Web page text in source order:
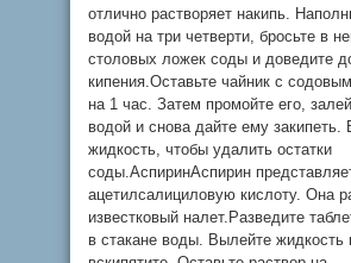
отлично растворяет накипь.
водой на три четверти, бросьте в
столовых ложек соды и доведите
кипения.Оставьте чайник с
на 1 час. Затем промойте его,
водой и снова дайте ему закипеть.
жидкость, чтобы удалить остатки
соды.АспиринАспирин
ацетилсалициловую кислоту. Она
известковый налет.Разведите
в стакане воды. Вылейте жидкость